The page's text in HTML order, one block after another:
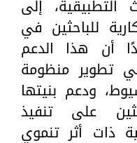
التطبيقية، إلى
للباحثين في
أن هذا الدعم
تطوير منظومة
ودعم بنيتها
على تنفيذ
ذات أثر تنموي